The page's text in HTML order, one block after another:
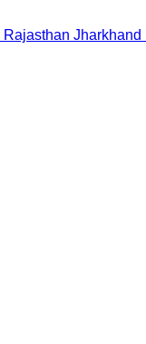
Rajasthan Jharkhand